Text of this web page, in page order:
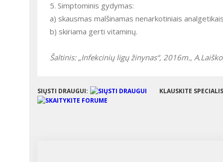
5. Simptominis gydymas:
a) skausmas malšinamas nenarkotiniais
b) skiriama gerti vitaminų.
Šaltinis: „Infekcinių ligų žinynas“, 2016m.,
SIŲSTI DRAUGUI: KLAUSKITE